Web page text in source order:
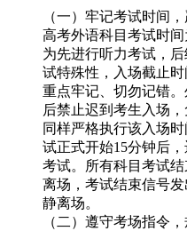
（一）牢记考试时间
高考外语科目考试时
为先进行听力考试，
试特殊性，入场截止
重点牢记、切勿记错。
后禁止迟到考生入场
同样严格执行该入场
试正式开始15分钟后
考试。所有科目考试
离场，考试结束信号
静离场。
（二）遵守考场指令